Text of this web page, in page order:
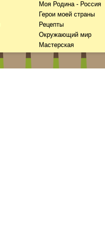
Моя Родина - Россия
Герои моей страны
Рецепты
Окружающий мир
Мастерская